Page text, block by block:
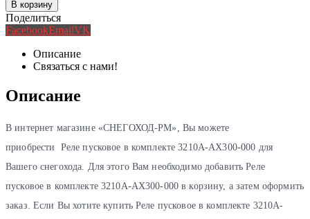
В корзину
Поделиться
FacebookEmailVK
Описание
Связаться с нами!
Описание
В интернет магазине «СНЕГОХОД-РМ», Вы можете
приобрести Реле пусковое в комплекте 3210A-AX300-000 для
Вашего снегохода. Для этого Вам необходимо добавить Реле
пусковое в комплекте 3210A-AX300-000 в корзину, а затем оформить
заказ. Если Вы хотите купить Реле пусковое в комплекте 3210A-